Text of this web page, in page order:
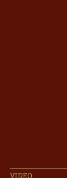
VIDEO